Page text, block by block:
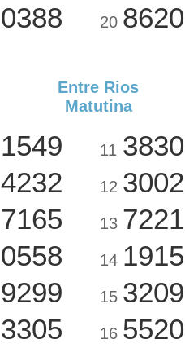
0388 20 8620
Entre Rios
Matutina
1549
4232
7165
0558
9299
3305
11 3830
12 3002
13 7221
14 1915
15 3209
16 5520